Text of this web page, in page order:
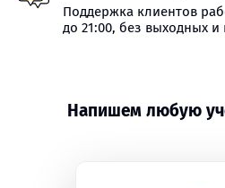
Поддержка клиентов
до 21:00, без выходных и
Напишем любую